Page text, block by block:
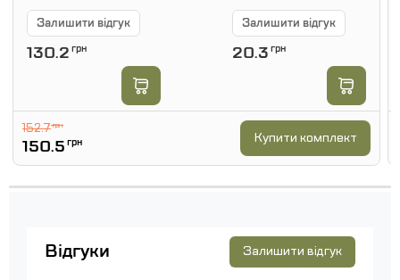
Залишити відгук
130.2 грн
Залишити відгук
20.3 грн
152.7грн
150.5 грн Купити комплект
Відгуки Залишити відгук